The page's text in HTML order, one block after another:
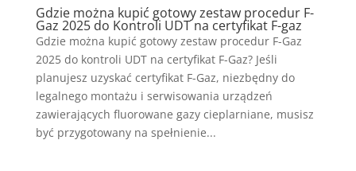
Gdzie można kupić gotowy zestaw procedur F-
Gaz 2025 do Kontroli UDT na certyfikat F-gaz
Gdzie można kupić gotowy zestaw procedur F-Gaz
2025 do kontroli UDT na certyfikat F-Gaz? Jeśli
planujesz uzyskać certyfikat F-Gaz, niezbędny do
legalnego montażu i serwisowania urządzeń
zawierających fluorowane gazy cieplarniane, musisz
być przygotowany na spełnienie...